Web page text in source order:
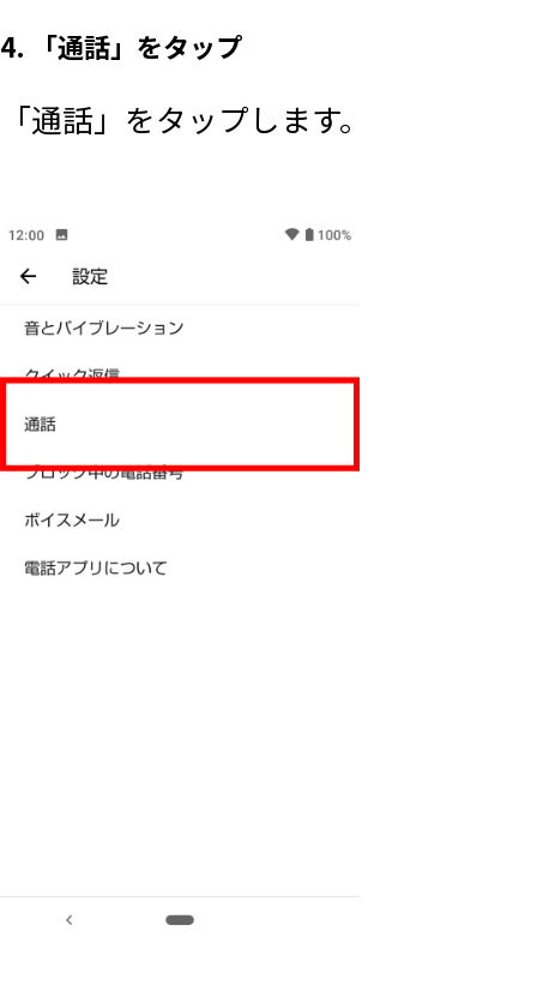
4. 「通話」をタップ
「通話」をタップします。